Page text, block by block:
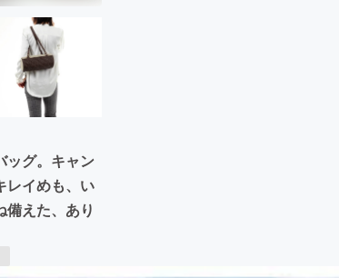
ッグ。キャン
レイめも、い
えた、あり